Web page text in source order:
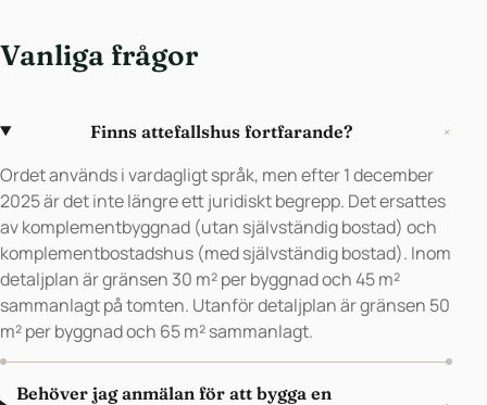
Vanliga frågor
Finns attefallshus fortfarande? +
Ordet används i vardagligt språk, men efter 1 december
2025 är det inte längre ett juridiskt begrepp. Det ersattes
av komplementbyggnad (utan självständig bostad) och
komplementbostadshus (med självständig bostad). Inom
detaljplan är gränsen 30 m² per byggnad och 45 m²
sammanlagt på tomten. Utanför detaljplan är gränsen 50
m² per byggnad och 65 m² sammanlagt.
Behöver jag anmälan för att bygga en